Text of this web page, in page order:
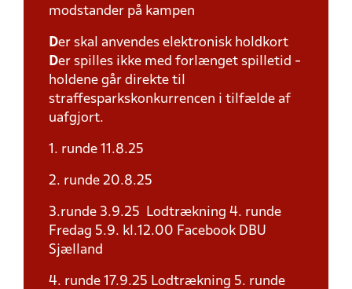
modstander på kampen
Der skal anvendes elektronisk holdkort
Der spilles ikke med forlænget spilletid -
holdene går direkte til
straffesparkskonkurrencen i tilfælde af
uafgjort.
1. runde 11.8.25
2. runde 20.8.25
3.runde 3.9.25 Lodtrækning 4. runde
Fredag 5.9. kl.12.00 Facebook DBU
Sjælland
4. runde 17.9.25 Lodtrækning 5. runde